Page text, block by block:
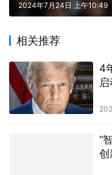
2024年7月24日 上午10:49
相关推荐
4
“
创